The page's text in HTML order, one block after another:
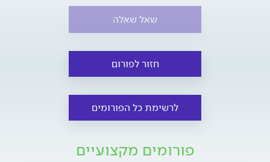
שאל שאלה
חזור לפורום
לרשימת כל הפורומים
פורומים מקצועיים